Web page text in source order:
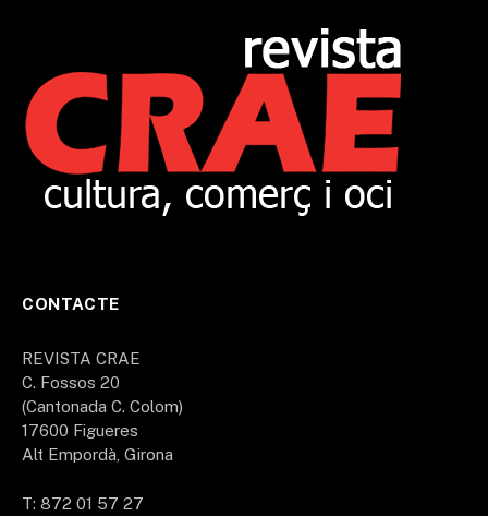
CONTACTE
REVISTA CRAE
C. Fossos 20
(Cantonada C. Colom)
17600 Figueres
Alt Empordà, Girona
T: 872 01 57 27